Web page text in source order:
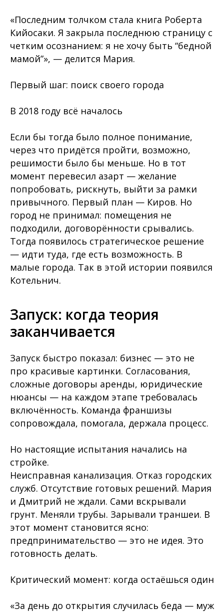
«Последним толчком стала книга Роберта
Кийосаки. Я закрыла последнюю страницу с
четким осознанием: я не хочу быть “бедной
мамой”», — делится Мария.
Первый шаг: поиск своего города
В 2018 году всё началось
Если бы тогда было полное понимание,
через что придётся пройти, возможно,
решимости было бы меньше. Но в тот
момент перевесил азарт — желание
попробовать, рискнуть, выйти за рамки
привычного. Первый план — Киров. Но
город не принимал: помещения не
подходили, договорённости срывались.
Тогда появилось стратегическое решение
— идти туда, где есть возможность. В
малые города. Так в этой истории появился
Котельнич.
Запуск: когда теория
заканчивается
Запуск быстро показал: бизнес — это не
про красивые картинки. Согласования,
сложные договоры аренды, юридические
нюансы — на каждом этапе требовалась
включённость. Команда франшизы
сопровождала, помогала, держала процесс.
Но настоящие испытания начались на
стройке.
Неисправная канализация. Отказ городских
служб. Отсутствие готовых решений. Мария
и Дмитрий не ждали. Сами вскрывали
грунт. Меняли трубы. Зарывали траншеи. В
этот момент становится ясно:
предпринимательство — это не идея. Это
готовность делать.
Критический момент: когда остаёшься один
«За день до открытия случилась беда — муж